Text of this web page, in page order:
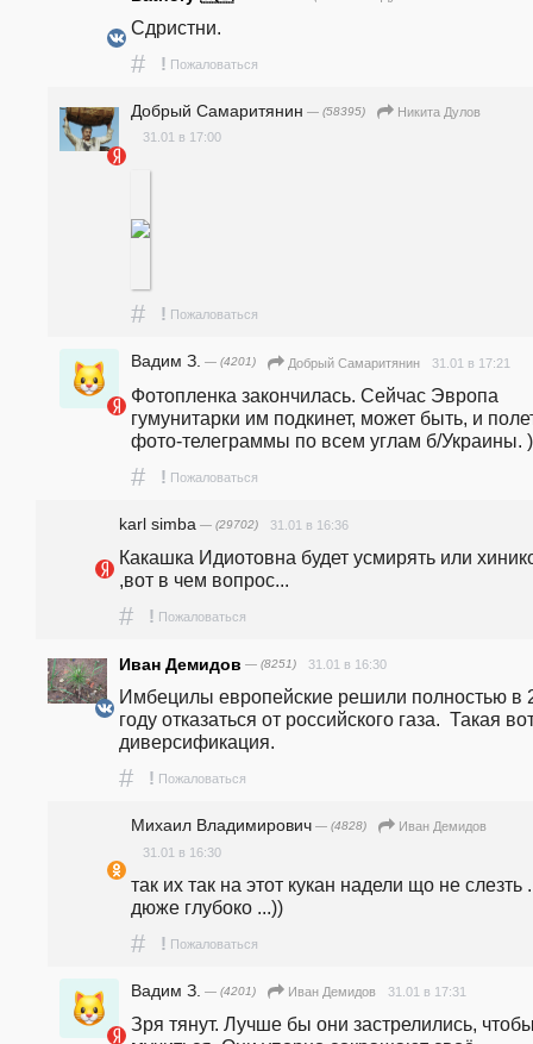
Сдристни.
# ! Пожаловаться
Добрый Самаритянин — (58395)
Никита Дулов
31.01 в 17:00
# ! Пожаловаться
Вадим З. — (4201) Добрый Самаритянин 31.01 в 17:21
Фотопленка закончилась. Сейчас Эвропа
гумунитарки им подкинет, может быть, и
фото-телеграммы по всем углам б/Украины.
# ! Пожаловаться
karl simba — (29702) 31.01 в 16:36
Какашка Идиотовна будет усмирять или
,вот в чем вопрос...
# ! Пожаловаться
Иван Демидов — (8251) 31.01 в 16:30
Имбецилы европейские решили полностью в
году отказаться от российского газа.  Такая
диверсификация.
# ! Пожаловаться
Михаил Владимирович — (4828)
Иван Демидов
31.01 в 16:30
так их так на этот кукан надели що не слезть
дюже глубоко ...))
# ! Пожаловаться
Вадим З. — (4201) Иван Демидов 31.01 в 17:31
Зря тянут. Лучше бы они застрелились,